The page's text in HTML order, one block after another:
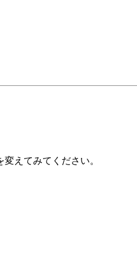
変えてみてください。